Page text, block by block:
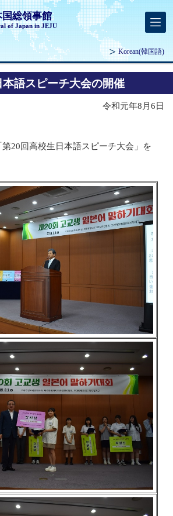
総領事館
of Japan in JEJU
Korean(韓国語)
語スピーチ大会の開催
令和元年8月6日
20回高校生日本語スピーチ大会」を